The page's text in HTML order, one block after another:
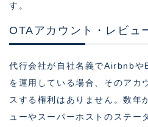
す。
OTAアカウント・レビュ
代行会社が自社名義でAirbnb
を運用している場合、そのアカ
スする権利はありません。数年
ューやスーパーホストのステー